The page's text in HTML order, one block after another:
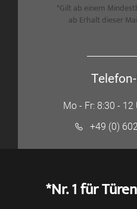
*Gilt ab einem
ab Erhalt dieser
Mo - Fr: 8:30 -
+49 (0)
*Nr. 1 für